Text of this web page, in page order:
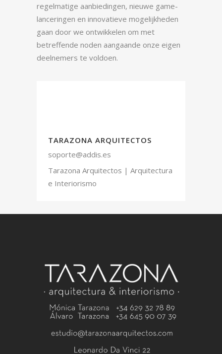
regelmatige aanbiedingen, nieuwe game-
lanceringen en innovatieve mogelijkheden
gaan door we ontwikkelen om met
betreffende noden aangaande onze eigen
deelnemers te voldoen.
TARAZONA ARQUITECTOS
soporte@addis.es
Tarazona Arquitectos | Arquitectura
e Interiorismo